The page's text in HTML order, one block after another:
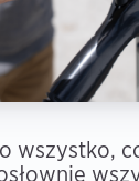
wszystko,